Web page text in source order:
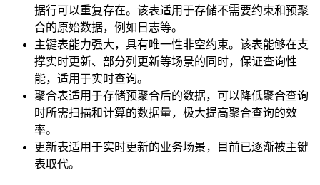
据行可以重复存在。该表适用于存储不需要约束和预聚
合的原始数据，例如日志等。
主键表能力强大，具有唯一性非空约束。该表能够在支
撑实时更新、部分列更新等场景的同时，保证查询性
能，适用于实时查询。
聚合表适用于存储预聚合后的数据，可以降低聚合查询
时所需扫描和计算的数据量，极大提高聚合查询的效
率。
更新表适用于实时更新的业务场景，目前已逐渐被主键
表取代。